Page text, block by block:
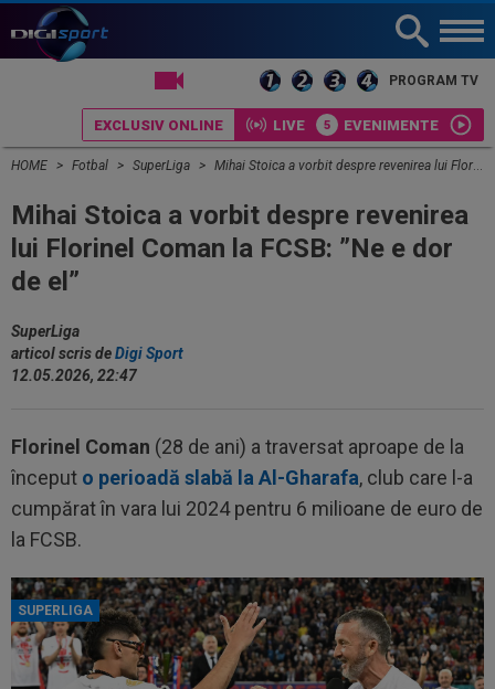
PROGRAM TV
EXCLUSIV ONLINE LIVE EVENIMENTE
HOME Fotbal SuperLiga Mihai Stoica a vorbit despre revenirea lui Florinel Coman la FCSB: ”Ne e dor de el”
Mihai Stoica a vorbit despre revenirea
lui Florinel Coman la FCSB: ”Ne e dor
de el”
SuperLiga
articol scris deDigi Sport
12.05.2026, 22:47
Florinel Coman (28 de ani) a traversat aproape de la
început o perioadă slabă la Al-Gharafa, club care l-a
cumpărat în vara lui 2024 pentru 6 milioane de euro de
la FCSB.
SUPERLIGA